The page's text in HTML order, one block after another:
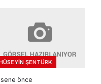
ŞENTÜRK
önce